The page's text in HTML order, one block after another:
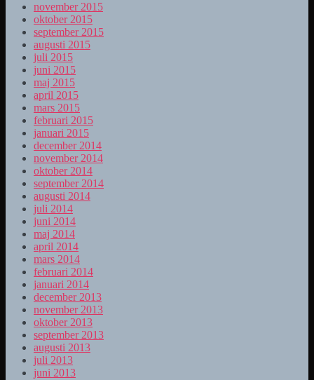
november 2015
oktober 2015
september 2015
augusti 2015
juli 2015
juni 2015
maj 2015
april 2015
mars 2015
februari 2015
januari 2015
december 2014
november 2014
oktober 2014
september 2014
augusti 2014
juli 2014
juni 2014
maj 2014
april 2014
mars 2014
februari 2014
januari 2014
december 2013
november 2013
oktober 2013
september 2013
augusti 2013
juli 2013
juni 2013